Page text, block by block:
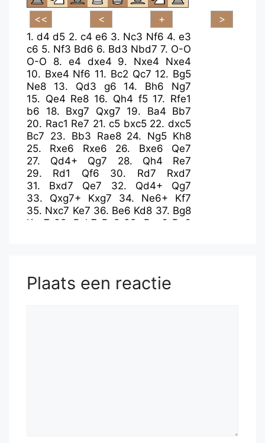
1.d4 d5 2. c4 e6 3. Nc3 Nf6 4.e3
c6 5. Nf3 Bd6 6. Bd3 Nbd7 7. O-O
O-O
8. e4 dxe4 9. Nxe4
Nxe4
10. Bxe4 Nf6 11. Bc2 Qc7 12. Bg5
Ne8
13. Qd3 g6 14. Bh6
Ng7
15. Qe4 Re8 16. Qh4 f5 17. Rfe1
b6
18. Bxg7 Qxg7 19. Ba4 Bb7
20. Rac1 Re7 21.c5 bxc5 22.dxc5
Bc7 23. Bb3 Rae8 24. Ng5 Kh8
25. Rxe6 Rxe6 26. Bxe6
Qe7
27. Qd4+ Qg7 28. Qh4
Re7
29. Rd1 Qf6 30. Rd7
Rxd7
31. Bxd7 Qe7 32. Qd4+
Qg7
33. Qxg7+ Kxg7 34. Ne6+
Kf7
35. Nxc7 Ke7 36. Be6 Kd8 37. Bg8
Kxc7 38. Bxh7 Bc8 39. Bxg6 Be6
Plaats een reactie